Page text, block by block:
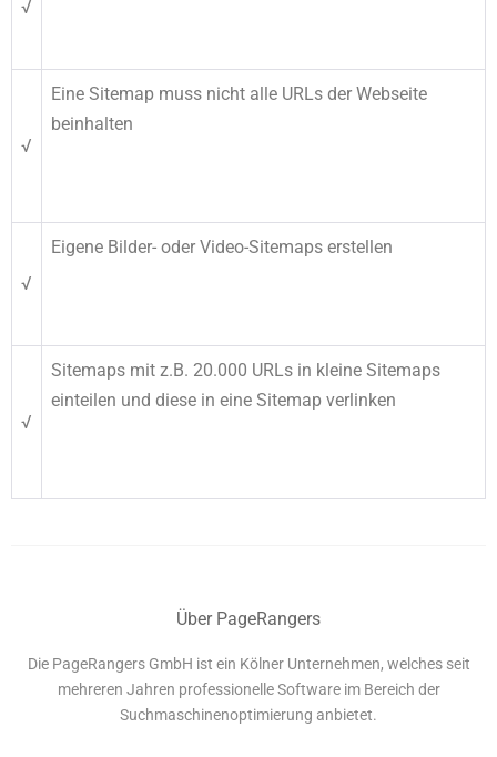
√
√
Eine Sitemap muss nicht alle URLs der Webseite
beinhalten
√
Eigene Bilder- oder Video-Sitemaps erstellen
√
Sitemaps mit z.B. 20.000 URLs in kleine Sitemaps
einteilen und diese in eine Sitemap verlinken
Über PageRangers
Die PageRangers GmbH ist ein Kölner Unternehmen, welches seit
mehreren Jahren professionelle Software im Bereich der
Suchmaschinenoptimierung anbietet.